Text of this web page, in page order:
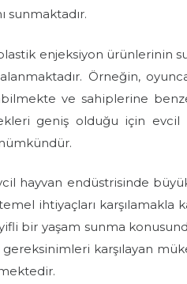
sunmaktadır.
enjeksiyon ürünlerinin
Örneğin,
ve sahiplerine
geniş olduğu için evcil
hayvan endüstrisinde
ihtiyaçları karşılamakla
bir yaşam sunma
karşılayan